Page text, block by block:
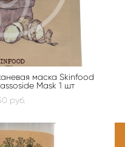
маска Skinfood
Mask 1 шт
pуб.